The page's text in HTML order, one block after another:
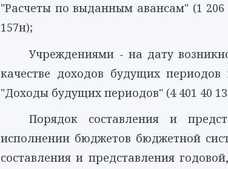
"Расчеты по выданным авансам" (1 206
157н);
Учреждениями - на дату
качестве доходов будущих периодов
"Доходы будущих периодов" (4 401 40
Порядок составления и
исполнении бюджетов бюджетной
составления и представления